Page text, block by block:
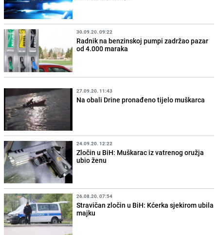
30.09.20. 09:22
Radnik na benzinskoj pumpi zadržao pazar
od 4.000 maraka
27.09.20. 11:43
Na obali Drine pronađeno tijelo muškarca
24.09.20. 12:22
Zločin u BiH: Muškarac iz vatrenog oružja
ubio ženu
26.08.20. 07:54
Stravičan zločin u BiH: Kćerka sjekirom ubila
majku